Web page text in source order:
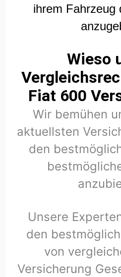
ihrem Fahrzeug
Wieso
Fiat 600
Wir bemühen
aktuellsten
den
Unsere
den
von
Versicherung